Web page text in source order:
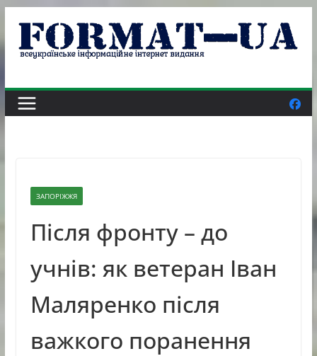
content
ЗАПОРІЖЖЯ
Після фронту – до
учнів: як ветеран Іван
Маляренко після
важкого поранення